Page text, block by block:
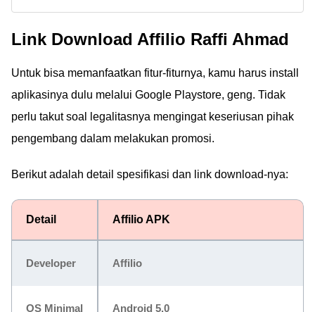
Rp150 ribu per hari?
mengungkap fakta,
debunking klaim
instan, dan
Link Download Affilio Raffi Ahmad
Untuk bisa memanfaatkan fitur-fiturnya, kamu harus install
aplikasinya dulu melalui Google Playstore, geng. Tidak
perlu takut soal legalitasnya mengingat keseriusan pihak
pengembang dalam melakukan promosi.
Berikut adalah detail spesifikasi dan link download-nya:
Detail Affilio APK
Developer Affilio
OS Minimal Android 5.0